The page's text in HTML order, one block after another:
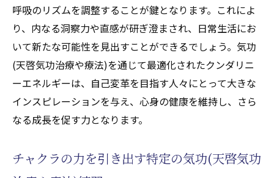
呼吸のリズムを調整することが鍵となります。これによ
り、内なる洞察力や直感が研ぎ澄まされ、日常生活にお
いて新たな可能性を見出すことができるでしょう。気功
(天啓気功治療や療法)を通じて最適化されたクンダリニ
ーエネルギーは、自己変革を目指す人々にとって大きな
インスピレーションを与え、心身の健康を維持し、さら
なる成長を促す力となります。
チャクラの力を引き出す特定の気功(天啓気功